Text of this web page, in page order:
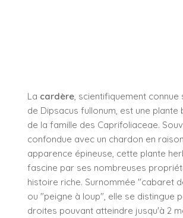
La cardère, scientifiquement connue
de Dipsacus fullonum, est une plante
de la famille des Caprifoliaceae.
confondue avec un chardon en
apparence épineuse, cette plante
fascine par ses nombreuses
histoire riche. Surnommée "cabaret
ou "peigne à loup", elle se distingue
droites pouvant atteindre jusqu'à 2